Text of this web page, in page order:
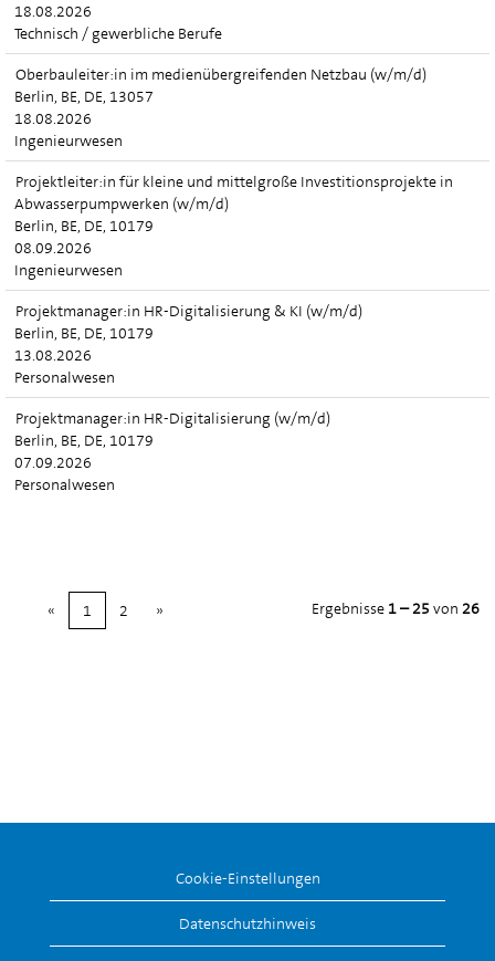
18.08.2026
Technisch / gewerbliche Berufe
Oberbauleiter:in im medienübergreifenden Netzbau (w/m/d)
Berlin, BE, DE, 13057
18.08.2026
Ingenieurwesen
Projektleiter:in für kleine und mittelgroße Investitionsprojekte in
Abwasserpumpwerken (w/m/d)
Berlin, BE, DE, 10179
08.09.2026
Ingenieurwesen
Projektmanager:in HR-Digitalisierung & KI (w/m/d)
Berlin, BE, DE, 10179
13.08.2026
Personalwesen
Projektmanager:in HR-Digitalisierung (w/m/d)
Berlin, BE, DE, 10179
07.09.2026
Personalwesen
Ergebnisse 1 – 25 von 26
« 1 2 »
Cookie-Einstellungen
Datenschutzhinweis